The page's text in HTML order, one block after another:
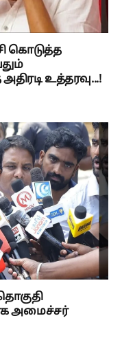
கொடுத்த
உத்தரவு...!
அமைச்சர்